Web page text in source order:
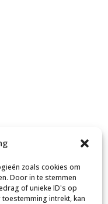
zoals cookies om
Door in te stemmen
of unieke ID's op
intrekt, kan